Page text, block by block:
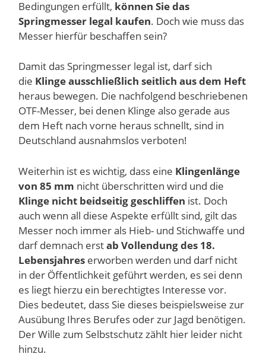
Bedingungen erfüllt, können Sie das
Springmesser legal kaufen. Doch wie muss das
Messer hierfür beschaffen sein?
Damit das Springmesser legal ist, darf sich
die Klinge ausschließlich seitlich aus dem Heft
heraus bewegen. Die nachfolgend beschriebenen
OTF-Messer, bei denen Klinge also gerade aus
dem Heft nach vorne heraus schnellt, sind in
Deutschland ausnahmslos verboten!
Weiterhin ist es wichtig, dass eine Klingenlänge
von 85 mm nicht überschritten wird und die
Klinge nicht beidseitig geschliffen ist. Doch
auch wenn all diese Aspekte erfüllt sind, gilt das
Messer noch immer als Hieb- und Stichwaffe und
darf demnach erstab Vollendung des 18.
Lebensjahres erworben werden und darf nicht
in der Öffentlichkeit geführt werden, es sei denn
es liegt hierzu ein berechtigtes Interesse vor.
Dies bedeutet, dass Sie dieses beispielsweise zur
Ausübung Ihres Berufes oder zur Jagd benötigen.
Der Wille zum Selbstschutz zählt hier leider nicht
hinzu.